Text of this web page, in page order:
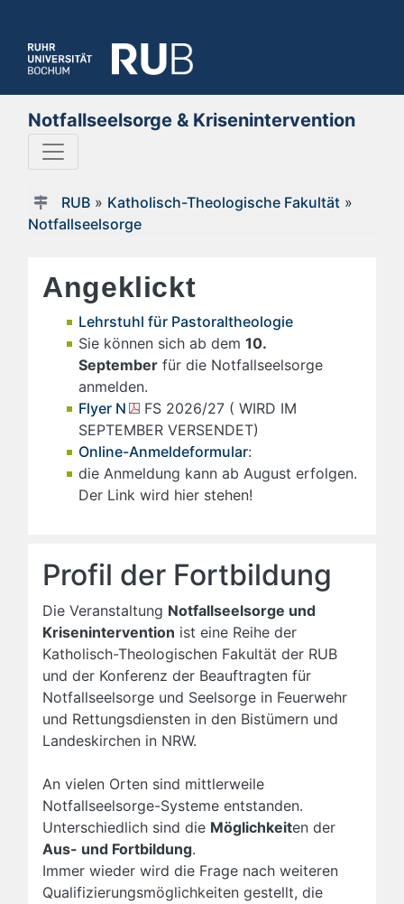
Notfallseelsorge & Krisenintervention
RUB» Katholisch-Theologische Fakultät»
Notfallseelsorge
Angeklickt
Lehrstuhl für Pastoraltheologie
Sie können sich ab dem 10.
September für die Notfallseelsorge
anmelden.
Flyer N
FS 2026/27 ( WIRD IM
SEPTEMBER VERSENDET)
Online-Anmeldeformular:
die Anmeldung kann ab August erfolgen.
Der Link wird hier stehen!
Profil der Fortbildung
Die Veranstaltung Notfallseelsorge und
Krisenintervention ist eine Reihe der
Katholisch-Theologischen Fakultät der RUB
und der Konferenz der Beauftragten für
Notfallseelsorge und Seelsorge in Feuerwehr
und Rettungsdiensten in den Bistümern und
Landeskirchen in NRW.
An vielen Orten sind mittlerweile
Notfallseelsorge-Systeme entstanden.
Unterschiedlich sind die Möglichkeiten der
Aus- und Fortbildung.
Immer wieder wird die Frage nach weiteren
Qualifizierungsmöglichkeiten gestellt, die